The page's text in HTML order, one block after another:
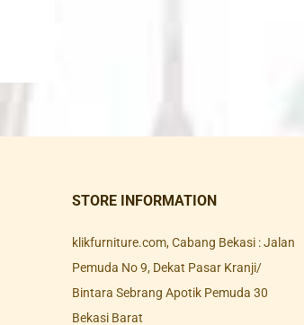
STORE INFORMATION
klikfurniture.com, Cabang Bekasi : Jalan
Pemuda No 9, Dekat Pasar Kranji/
Bintara Sebrang Apotik Pemuda 30
Bekasi Barat